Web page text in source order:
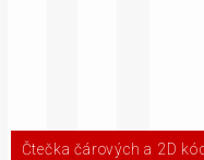
Čtečka čárových a 2D